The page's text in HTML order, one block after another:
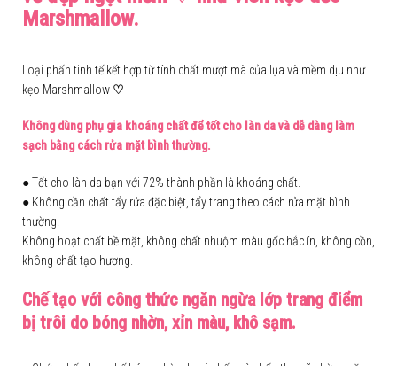
Marshmallow.
Loại phấn tinh tế kết hợp từ tính chất mượt mà của lụa và mềm dịu như
kẹo Marshmallow ♡
Không dùng phụ gia khoáng chất để tốt cho làn da và dễ dàng làm
sạch bằng cách rửa mặt bình thường.
● Tốt cho làn da bạn với 72% thành phần là khoáng chất.
● Không cần chất tẩy rửa đặc biệt, tẩy trang theo cách rửa mặt bình
thường.
Không hoạt chất bề mặt, không chất nhuộm màu gốc hắc ín, không cồn,
không chất tạo hương.
Chế tạo với công thức ngăn ngừa lớp trang điểm
bị trôi do bóng nhờn, xỉn màu, khô sạm.